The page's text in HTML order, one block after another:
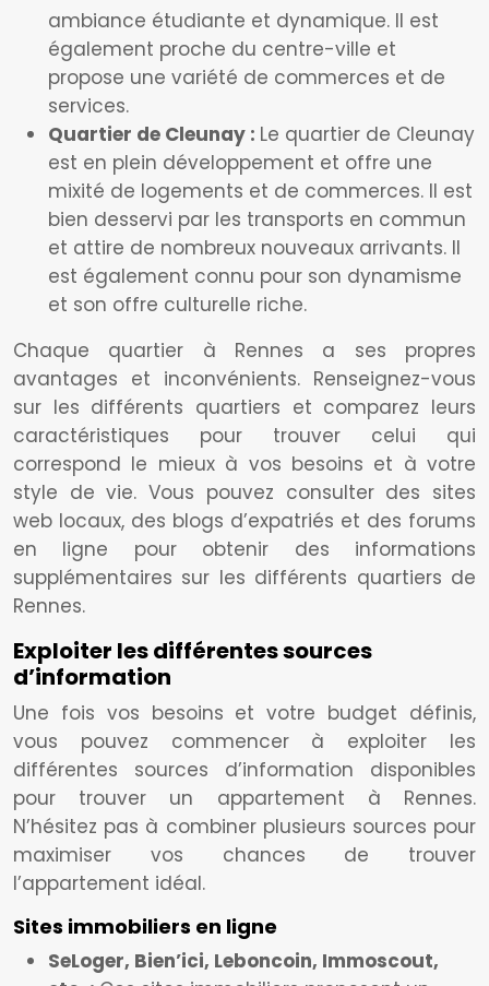
ambiance étudiante et dynamique. Il est
également proche du centre-ville et
propose une variété de commerces et de
services.
Quartier de Cleunay : Le quartier de Cleunay
est en plein développement et offre une
mixité de logements et de commerces. Il est
bien desservi par les transports en commun
et attire de nombreux nouveaux arrivants. Il
est également connu pour son dynamisme
et son offre culturelle riche.
Chaque quartier à Rennes a ses propres
avantages et inconvénients. Renseignez-vous
sur les différents quartiers et comparez leurs
caractéristiques pour trouver celui qui
correspond le mieux à vos besoins et à votre
style de vie. Vous pouvez consulter des sites
web locaux, des blogs d’expatriés et des forums
en ligne pour obtenir des informations
supplémentaires sur les différents quartiers de
Rennes.
Exploiter les différentes sources
d’information
Une fois vos besoins et votre budget définis,
vous pouvez commencer à exploiter les
différentes sources d’information disponibles
pour trouver un appartement à Rennes.
N’hésitez pas à combiner plusieurs sources pour
maximiser vos chances de trouver
l’appartement idéal.
Sites immobiliers en ligne
SeLoger, Bien’ici, Leboncoin, Immoscout,